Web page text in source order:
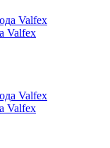
Valfex
Valfex